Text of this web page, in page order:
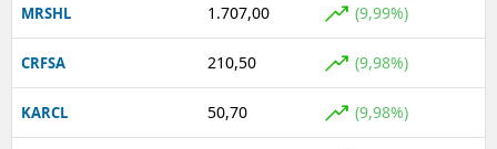
MRSHL 1.707,00 (9,99%)
CRFSA 210,50 (9,98%)
KARCL 50,70 (9,98%)